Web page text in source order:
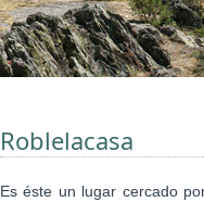
Roblelacasa
Es éste un lugar cercado